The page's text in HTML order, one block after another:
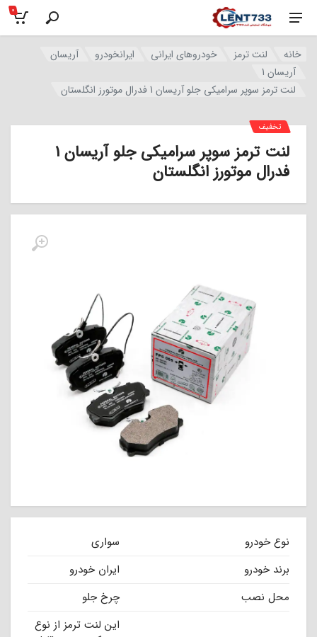
0
خانه لنت ترمز خودروهای ایرانی ایرانخودرو
آریسان
آریسان 1
لنت ترمز سوپر سرامیکی جلو آریسان 1 فدرال موتورز انگلستان
لنت ترمز سوپر سرامیکی جلو آریسان 1
فدرال موتورز انگلستان
نوع خودرو
سواری
برند خودرو
ایران خودرو
محل نصب
چرخ جلو
این لنت ترمز از نوع
تخفیف